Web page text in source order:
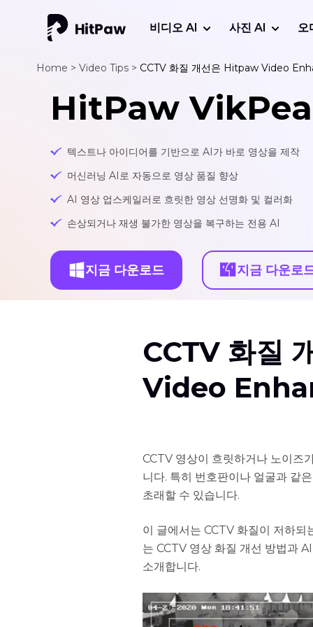
비디오 AI 사진 AI 오
Home > Video Tips > CCTV 화질 개선은 Hitpaw Video
HitPaw VikPea
텍스트나 아이디어를 기반으로 AI가 바로 영상을 제작
머신러닝 AI로 자동으로 영상 품질 향상
AI 영상 업스케일러로 흐릿한 영상 선명화 및 컬러화
손상되거나 재생 불가한 영상을 복구하는 전용 AI
지금 다운로드 지금 다운로
CCTV 화질
Video
CCTV 영상이 흐릿하거나 노이즈
니다. 특히 번호판이나 얼굴과 같
초래할 수 있습니다.
이 글에서는 CCTV 화질이 저하되
는 CCTV 영상 화질 개선 방법과
소개합니다.